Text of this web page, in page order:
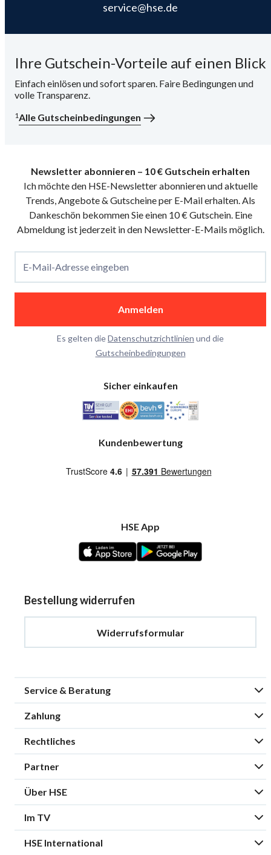
service@hse.de
Ihre Gutschein-Vorteile auf einen Blick
Einfach einlösen und sofort sparen. Faire Bedingungen und
volle Transparenz.
1Alle Gutscheinbedingungen
Newsletter abonnieren – 10 € Gutschein erhalten
Ich möchte den HSE-Newsletter abonnieren und aktuelle
Trends, Angebote & Gutscheine per E-Mail erhalten. Als
Dankeschön bekommen Sie einen 10 € Gutschein. Eine
Abmeldung ist jederzeit in den Newsletter-E-Mails möglich.
E-Mail-Adresse eingeben
Anmelden
Es gelten dieDatenschutzrichtlinien und die
Gutscheinbedingungen
Sicher einkaufen
Kundenbewertung
HSE App
Bestellung widerrufen
Widerrufsformular
Service & Beratung
Zahlung
Rechtliches
Partner
Über HSE
Im TV
HSE International